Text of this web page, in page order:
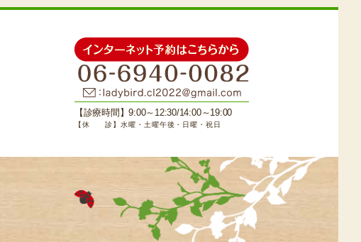
【診療時間】9:00～12:30/14:00～19:00
【休 診】水曜・土曜午後・日曜・祝日